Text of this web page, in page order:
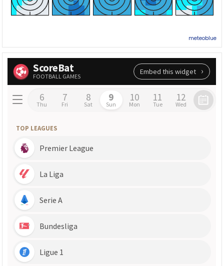
meteoblue